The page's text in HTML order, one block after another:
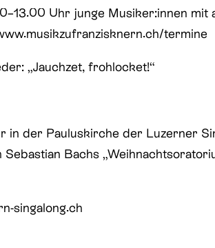
Uhr junge Musiker:innen mit
termine
„Jauchzet, frohlocket!“
in der Pauluskirche der Luzerner
Bachs
singalong.ch